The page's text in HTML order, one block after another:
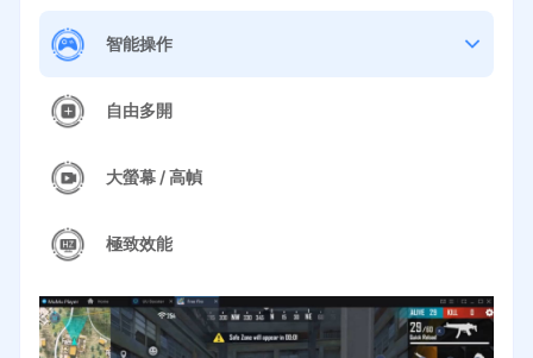
智能操作
自由多開
大螢幕 / 高幀
極致效能